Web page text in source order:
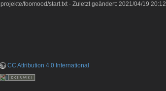
projekte/foomood/start.txt· Zuletzt geändert:2021/04/19 20:12
CC Attribution 4.0 International